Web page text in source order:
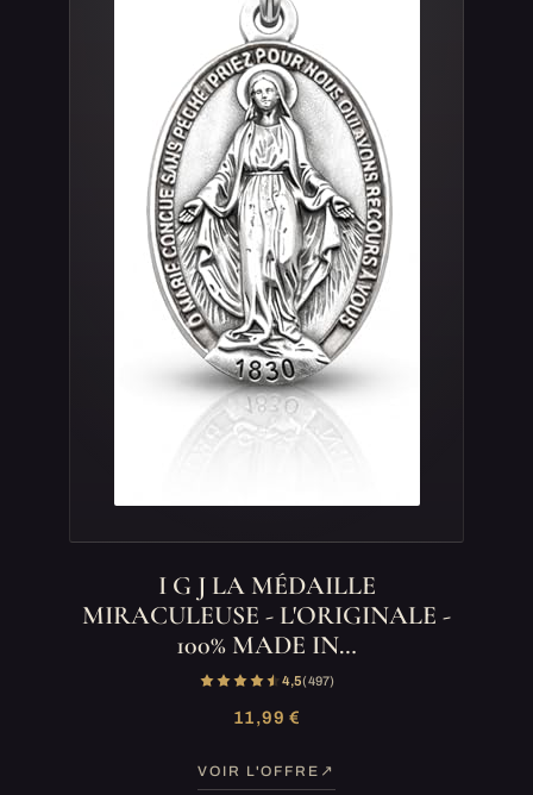
I G J LA MÉDAILLE
MIRACULEUSE - L'ORIGINALE -
100% MADE IN…
4,5(497)
11,99 €
VOIR L'OFFRE